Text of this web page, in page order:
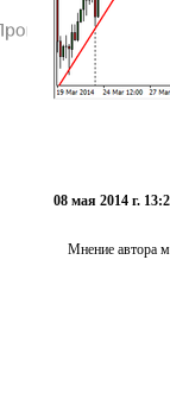
08 мая 2014 г.
Мнение автора